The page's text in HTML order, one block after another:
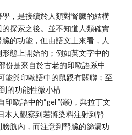
，是接續於人類對腎臟的結構
探索之後。並不知道人類確實
的功能，但由語文上來看，人
態上開始的；例如英文字中的
份是來自於古老的印歐語系中
能與印歐語中的鼠蹊有關聯；至
的功能性微小構
印歐語中的“gel ”(叢)，與拉丁文
本人觀察到若將染料注射到腎
胱內，而注意到腎臟的篩漏功